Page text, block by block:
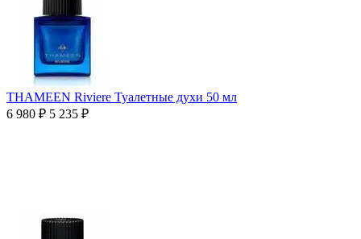
THAMEEN Riviere Туалетные духи 50 мл
6 980 ₽ 5 235 ₽